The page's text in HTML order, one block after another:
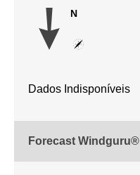
N
Dados Indisponíveis
Forecast Windguru®